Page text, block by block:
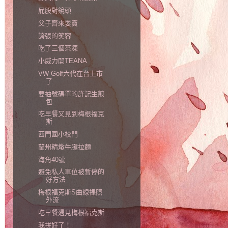
屁股對鏡頭
父子齊來耍寶
誇張的笑容
吃了三個茶凍
小威力開TEANA
VW Golf六代在台上市
了
要抽號碼單的許記生煎
包
吃早餐又見到梅根福克
斯
西門國小校門
蘭州精燉牛腱拉麵
海角40號
避免私人車位被暫停的
好方法
梅根福克斯S曲線裸照
外流
吃早餐遇見梅根福克斯
我拼好了！